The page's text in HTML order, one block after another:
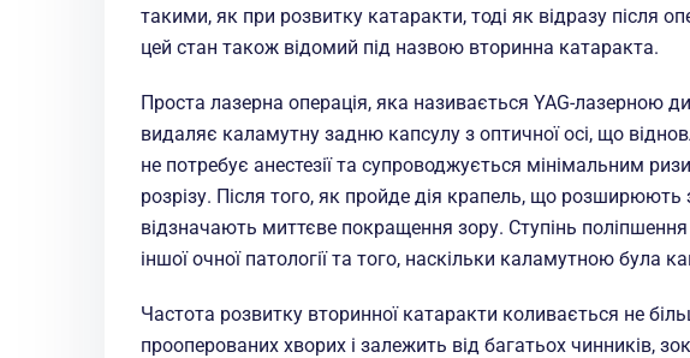
такими, як при розвитку катаракти, тоді як відразу після
цей стан також відомий під назвою вторинна катаракта.
Проста лазерна операція, яка називається YAG-лазерною
видаляє каламутну задню капсулу з оптичної осі, що
не потребує анестезії та супроводжується мінімальним
розрізу. Після того, як пройде дія крапель, що розширюють
відзначають миттєве покращення зору. Ступінь поліпшення
іншої очної патології та того, наскільки каламутною була
Частота розвитку вторинної катаракти коливається не
прооперованих хворих і залежить від багатьох чинників,